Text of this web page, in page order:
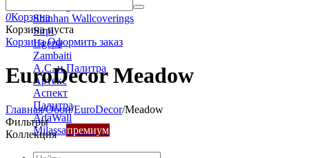
Shinhan Wallcoverings
Sirpi
Ugepa
Zambaiti
А.С. и Палитра
Артекс
Аспект
Палитра
AdaWall
Milassaпремиум
0Корзина
Корзина пуста
Корзина Оформить заказ
EuroDecor Meadow
Главная/Обои/EuroDecor/Meadow
Фильтры
Коллекция